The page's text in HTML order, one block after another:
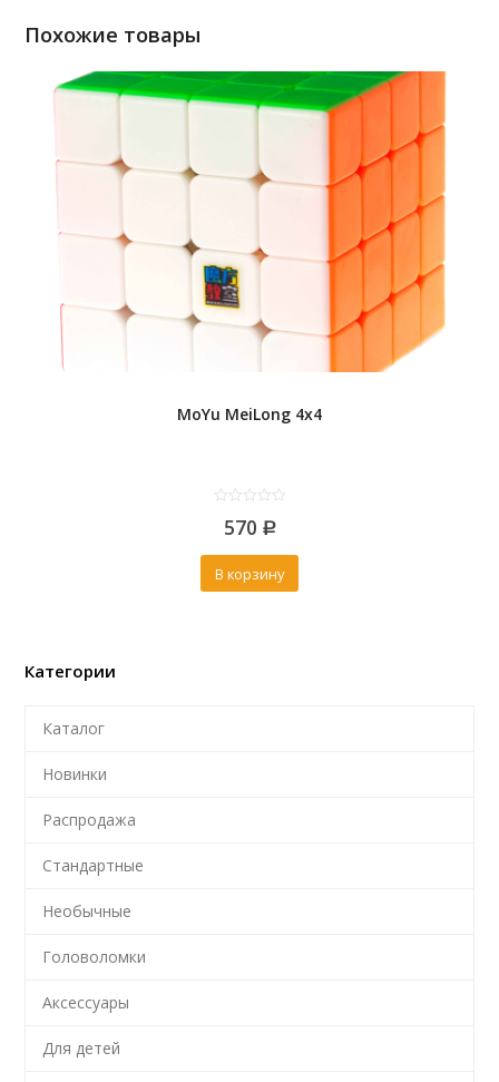
Похожие товары
MoYu MeiLong 4x4
out
5
570 Р
В корзину
Категории
Каталог
Новинки
Распродажа
Стандартные
Необычные
Головоломки
Аксессуары
Для детей